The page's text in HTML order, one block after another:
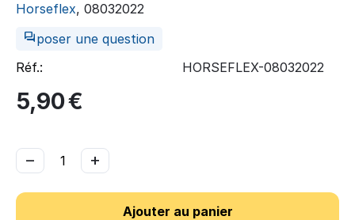
Horseflex, 08032022
poser une question
Réf.:
HORSEFLEX-08032022
5,90€
+
−
Ajouter au panier